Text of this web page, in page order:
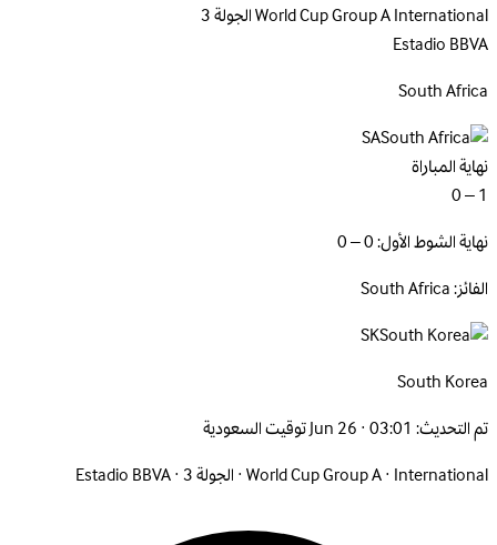
World Cup Group AInternational
الجولة 3
Estadio BBVA
SouthAfrica
SA
نهاية المباراة
1 – 0
نهاية الشوط الأول: 0 – 0
الفائز: South Africa
SK
SouthKorea
تم التحديث: Jun 26 · 03:01 توقيت السعودية
World Cup Group A· International
·الجولة 3 ·
Estadio BBVA